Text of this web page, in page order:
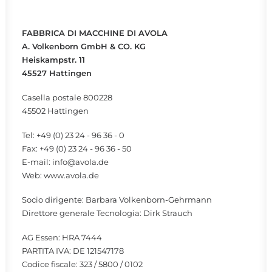
FABBRICA DI MACCHINE DI AVOLA
A. Volkenborn GmbH & CO. KG
Heiskampstr. 11
45527 Hattingen
Casella postale 800228
45502 Hattingen
Tel: +49 (0) 23 24 - 96 36 - 0
Fax: +49 (0) 23 24 - 96 36 - 50
E-mail: info@avola.de
Web: www.avola.de
Socio dirigente: Barbara Volkenborn-Gehrmann
Direttore generale Tecnologia: Dirk Strauch
AG Essen: HRA 7444
PARTITA IVA: DE 121547178
Codice fiscale: 323 / 5800 / 0102